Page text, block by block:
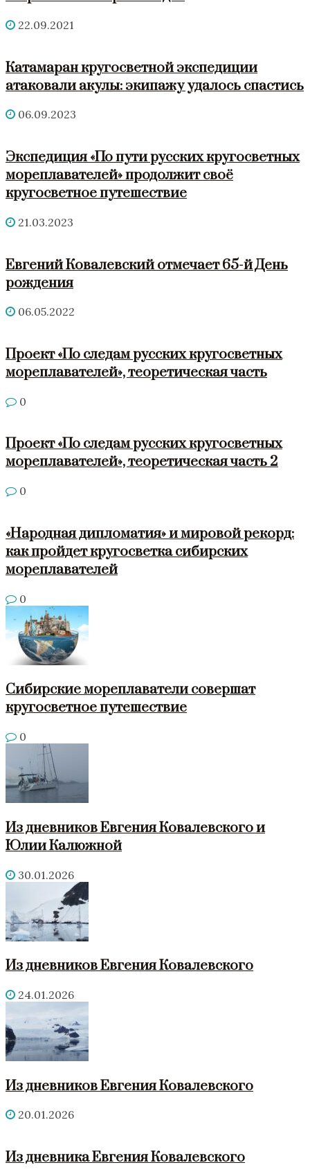
22.09.2021
Катамаран кругосветной экспедиции
атаковали акулы: экипажу удалось спастись
06.09.2023
Экспедиция «По пути русских кругосветных
мореплавателей» продолжит своё
кругосветное путешествие
21.03.2023
Евгений Ковалевский отмечает 65-й День
рождения
06.05.2022
Проект «По следам русских кругосветных
мореплавателей», теоретическая часть
0
Проект «По следам русских кругосветных
мореплавателей», теоретическая часть 2
0
«Народная дипломатия» и мировой рекорд:
как пройдет кругосветка сибирских
мореплавателей
0
Сибирские мореплаватели совершат
кругосветное путешествие
0
Из дневников Евгения Ковалевского и
Юлии Калюжной
30.01.2026
Из дневников Евгения Ковалевского
24.01.2026
Из дневников Евгения Ковалевского
20.01.2026
Из дневника Евгения Ковалевского